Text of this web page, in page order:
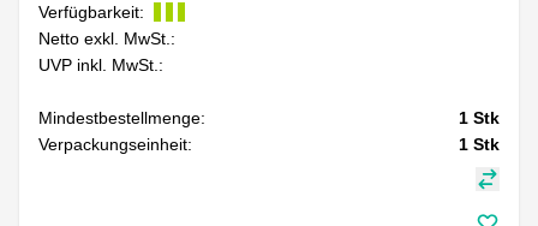
Verfügbarkeit:
Netto exkl. MwSt.:
UVP inkl. MwSt.:
Mindestbestellmenge: 1 Stk
Verpackungseinheit:
1 Stk